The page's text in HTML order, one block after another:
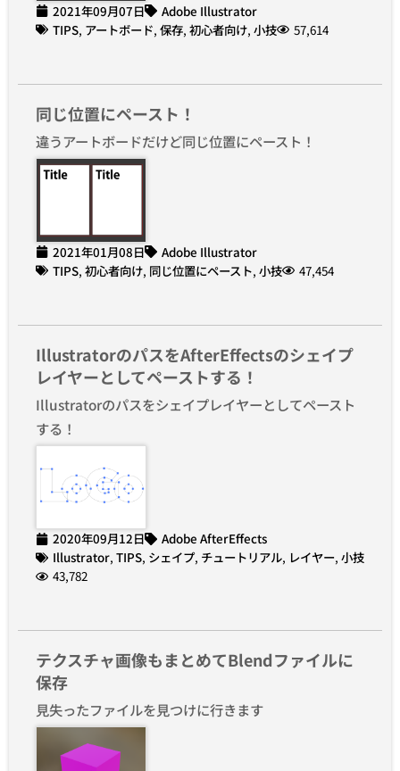
2021年09月07日
Adobe Illustrator
TIPS, アートボード, 保存, 初心者向け, 小技 57,614
同じ位置にペースト！
違うアートボードだけど同じ位置にペースト！
2021年01月08日
Adobe Illustrator
TIPS, 初心者向け, 同じ位置にペースト, 小技 47,454
IllustratorのパスをAfterEffectsのシェイプ
レイヤーとしてペーストする！
Illustratorのパスをシェイプレイヤーとしてペースト
する！
2020年09月12日
Adobe AfterEffects
Illustrator, TIPS, シェイプ, チュートリアル, レイヤー, 小技
43,782
テクスチャ画像もまとめてBlendファイルに
保存
見失ったファイルを見つけに行きます